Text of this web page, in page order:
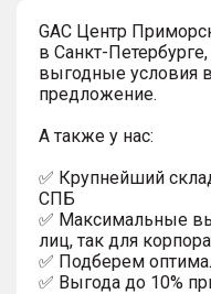
GAC Центр
в Санкт-
выгодные условия
предложение.
А также у нас:
✅ Крупнейший
СПБ
✅ Максимальные
лиц, так для
✅ Подберем
✅ Выгода до 10%